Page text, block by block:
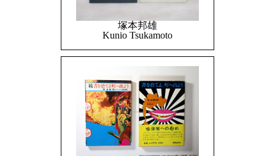
塚本邦雄
Kunio Tsukamoto